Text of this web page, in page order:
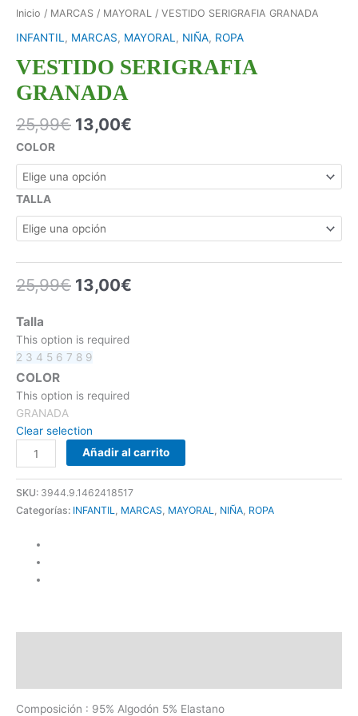
Inicio / MARCAS / MAYORAL / VESTIDO SERIGRAFIA GRANADA
INFANTIL , MARCAS, MAYORAL , NIÑA, ROPA
VESTIDO SERIGRAFIA
GRANADA
25,99€ 13,00€
COLOR
TALLA
25,99€ 13,00€
Talla
This option is required
2 3 4 5 6 7 8 9
COLOR
This option is required
GRANADA
Clear selection
Añadir al carrito
SKU: 3944.9.1462418517
Categorías: INFANTIL MARCAS MAYORAL NIÑA ROPA
Composición : 95% Algodón 5% Elastano